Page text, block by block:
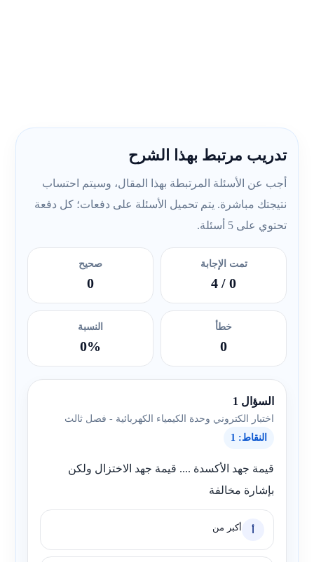
تدريب مرتبط بهذا الشرح
أجب عن الأسئلة المرتبطة بهذا المقال، وسيتم احتساب
نتيجتك مباشرة. يتم تحميل الأسئلة على دفعات؛ كل دفعة
تحتوي على 5 أسئلة.
تمت الإجابة
0
/ 4
صحيح
0
خطأ
0
النسبة
0%
السؤال 1
اختبار الكتروني وحدة الكيمياء الكهربائية - فصل ثالث
النقاط: 1
قيمة جهد الأكسدة .... قيمة جهد الاختزال ولكن
بإشارة مخالفة
أ أكبر من